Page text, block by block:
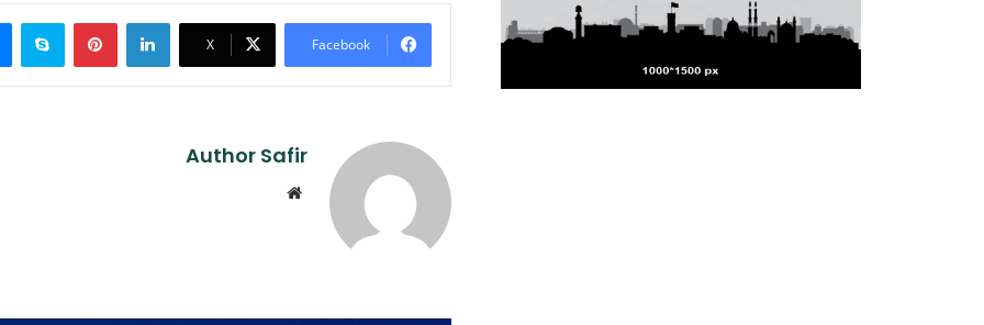
Facebook
X
LinkedIn
Pinterest
Author Safir